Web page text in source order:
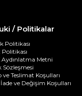
/ Politikalar
Politikası
Politikası
Aydınlatma Metni
Sözleşmesi
ve Teslimat Koşulları
ve Değişim Koşulları